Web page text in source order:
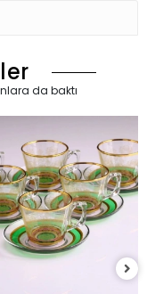
da baktı